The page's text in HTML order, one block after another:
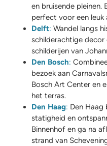
en bruisende pleinen.
perfect voor een
Delft: Wandel langs
schilderachtige
schilderijen van
Den Bosch:
bezoek aan
Bosch Art Center en
het terras.
Den Haag: Den Haag
statigheid en
Binnenhof en ga na
strand van